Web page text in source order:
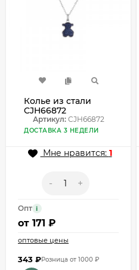
Колье из стали
CJH66872
Артикул:CJH66872
ДОСТАВКА 3 НЕДЕЛИ
Мне нравится: 1
- +
Опт i
от 171 ₽
оптовые цены
343 ₽Розница от 1000 ₽